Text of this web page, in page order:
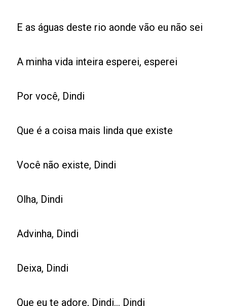
E as águas deste rio aonde vão eu não sei
A minha vida inteira esperei, esperei
Por você, Dindi
Que é a coisa mais linda que existe
Você não existe, Dindi
Olha, Dindi
Advinha, Dindi
Deixa, Dindi
Que eu te adore, Dindi… Dindi